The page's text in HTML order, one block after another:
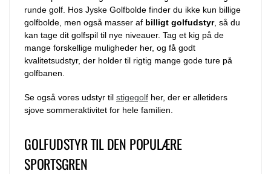
runde golf. Hos Jyske Golfbolde finder du ikke kun billige
golfbolde, men også masser af billigt golfudstyr, så du
kan tage dit golfspil til nye niveauer. Tag et kig på de
mange forskellige muligheder her, og få godt
kvalitetsudstyr, der holder til rigtig mange gode ture på
golfbanen.
Se også vores udstyr til stigegolf her, der er alletiders
sjove sommeraktivitet for hele familien.
GOLFUDSTYR TIL DEN POPULÆRE
SPORTSGREN